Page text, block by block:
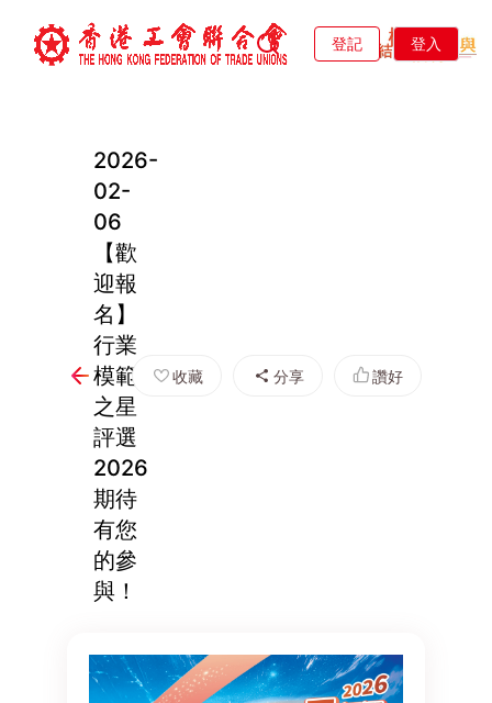
登記 登入
2026-
02-
06
【歡
迎報
名】
行業
模範
之星
評選
2026
期待
有您
的參
與！
收藏 分享 讚好